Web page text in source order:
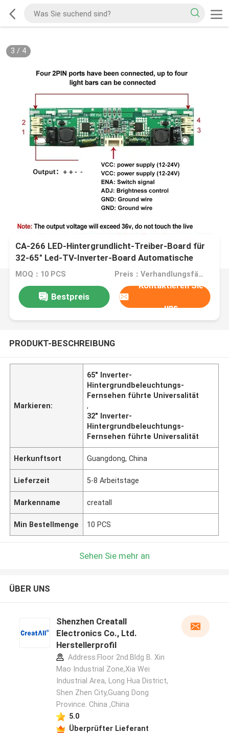
Hinterlass eine Nachricht
Wir rufen Sie bald zurück!
3 / 4
CA-266 LED-Hintergrundlicht-Treiber-Board für
32-65" Led-TV-Inverter-Board Automatische
Spannungsverstellung
MOQ：10 PCS Preis：Verhandlungsfähig
Bestpreis
Kontaktieren Sie
uns
PRODUKT-BESCHREIBUNG
Markieren:
65" Inverter-
Hintergrundbeleuchtungs-
Fernsehen führte Universalität
,
32" Inverter-
Hintergrundbeleuchtungs-
Fernsehen führte Universalität
Herkunftsort Guangdong, China
Lieferzeit 5-8 Arbeitstage
Markenname creatall
Min Bestellmenge 10 PCS
Sehen Sie mehr an
ÜBER UNS
Shenzhen Creatall
Electronics Co., Ltd.
Herstellerprofil
Address:Floor 2nd.Bldg B. Xin
Mao Industrial Zone,Xia Wei
Industrial Area, Long Hua District,
Shen Zhen City,Guang Dong
Province. China ,China
5.0
Überprüfter Lieferant